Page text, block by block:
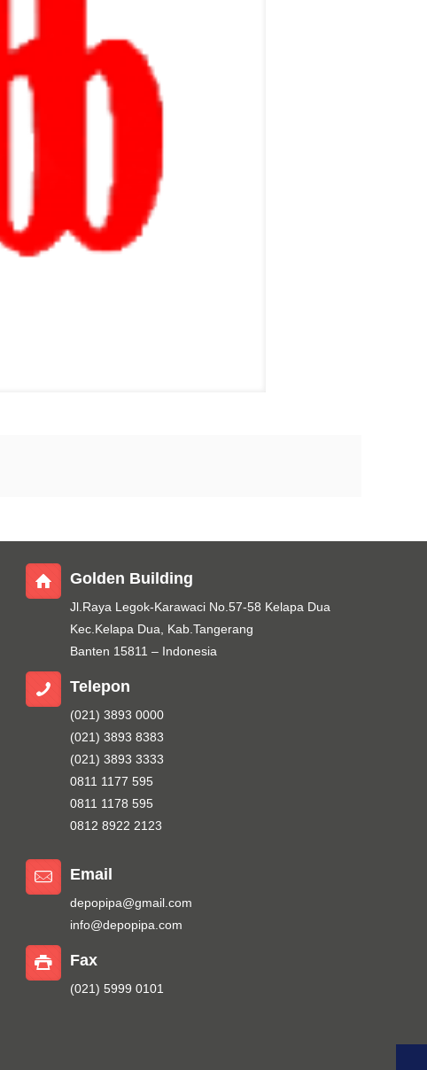
Golden Building
Jl.Raya Legok-Karawaci No.57-58 Kelapa Dua
Kec.Kelapa Dua, Kab.Tangerang
Banten 15811 – Indonesia
Telepon
(021) 3893 0000
(021) 3893 8383
(021) 3893 3333
0811 1177 595
0811 1178 595
0812 8922 2123
Email
depopipa@gmail.com
info@depopipa.com
Fax
(021) 5999 0101